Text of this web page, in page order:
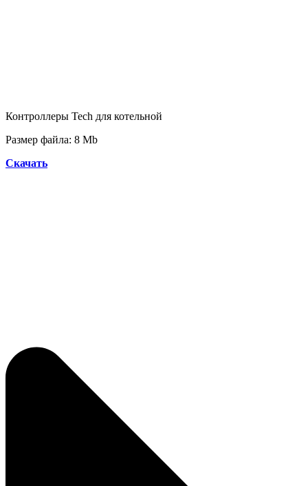
Контроллеры Tech для котельной
Размер файла: 8 Mb
Скачать